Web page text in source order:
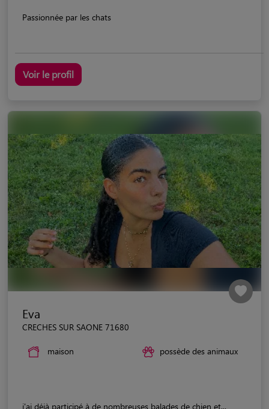
Passionnée par les chats
Voir le profil
Eva
CRECHES SUR SAONE 71680
maison possède des animaux
j'ai déjà participé à de nombreuses balades de chien et...